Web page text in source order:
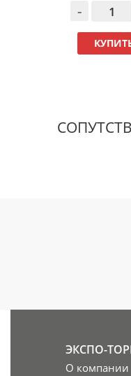
-
ЭКСПО-
О компании